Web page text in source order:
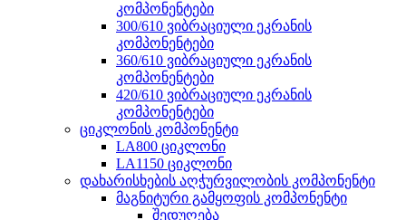
კომპონენტები
300/610 ვიბრაციული ეკრანის
კომპონენტები
360/610 ვიბრაციული ეკრანის
კომპონენტები
420/610 ვიბრაციული ეკრანის
კომპონენტები
ციკლონის კომპონენტი
LA800 ციკლონი
LA1150 ციკლონი
დახარისხების აღჭურვილობის კომპონენტი
მაგნიტური გამყოფის კომპონენტი
შედუღება